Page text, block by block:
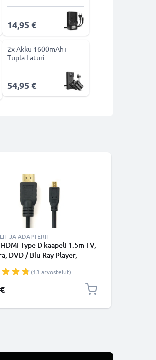
14,95 €
2x Akku 1600mAh+
Tupla Laturi
54,95 €
JA ADAPTERIT
Type D kaapeli 1.5m TV,
DVD / Blu-Ray Player,
Standard (Typ A) - Micro
D - HDMI Standard (Type
johto 1.4 sopii mm. TV,
(13 arvostelut)